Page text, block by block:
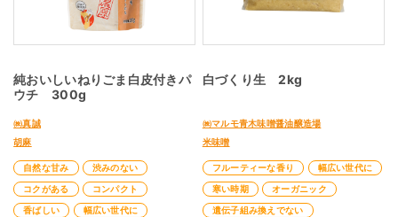
純おいしいねりごま白皮付きパ
ウチ 300g
㈱真誠
胡麻
自然な甘み
渋みのない
コクがある
コンパクト
香ばしい
幅広い世代に
白づくり生 2kg
㈱マルモ青木味噌醤油醸造場
米味噌
フルーティーな香り
幅広い世代に
寒い時期
オーガニック
遺伝子組み換えでない